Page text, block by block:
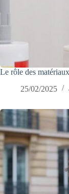
Le rôle des
25/02/2025